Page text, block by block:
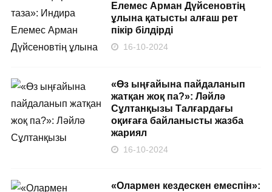
Елемес Арман Дүйсеновтің
ұлына қатысты алғаш рет
пікір білдірді
16-10-2024
«Өз ыңғайына пайдаланып
жатқан жоқ па?»: Ләйлә
Сұлтанқызы Талғардағы
оқиғаға байланысты жазба
жариял
16-10-2024
«Олармен кездескен емеспін»: